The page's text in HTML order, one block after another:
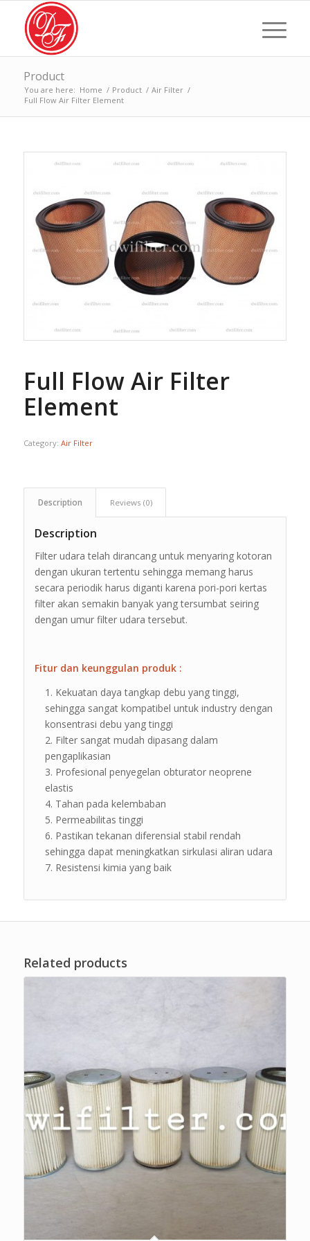
Product
You are here: Home / Product / Air Filter /
Full Flow Air Filter Element
Full Flow Air Filter
Element
Category: Air Filter
Description Reviews (0)
Description
Filter udara telah dirancang untuk menyaring kotoran
dengan ukuran tertentu sehingga memang harus
secara periodik harus diganti karena pori-pori kertas
filter akan semakin banyak yang tersumbat seiring
dengan umur filter udara tersebut.
Fitur dan keunggulan produk :
Kekuatan daya tangkap debu yang tinggi,
sehingga sangat kompatibel untuk industry dengan
konsentrasi debu yang tinggi
Filter sangat mudah dipasang dalam
pengaplikasian
Profesional penyegelan obturator neoprene
elastis
Tahan pada kelembaban
Permeabilitas tinggi
Pastikan tekanan diferensial stabil rendah
sehingga dapat meningkatkan sirkulasi aliran udara
Resistensi kimia yang baik
Related products